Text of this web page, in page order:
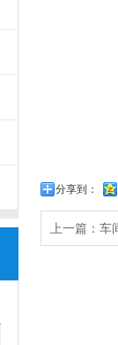
分享到：
上一篇： 车